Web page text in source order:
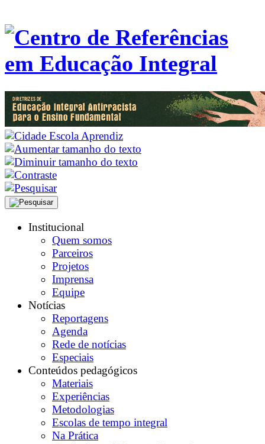
Institucional
Quem somos
Parceiros
Projetos
Imprensa
Equipe
Notícias
Reportagens
Agenda
Rede de notícias
Especiais
Conteúdos pedagógicos
Materiais
Experiências
Metodologias
Escolas de tempo integral
Na Prática